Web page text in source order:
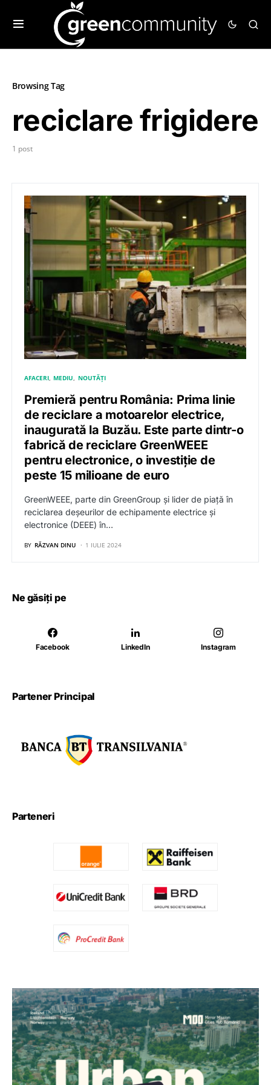
Browsing Tag
reciclare frigidere
1 post
AFACERI MEDIU NOUTĂȚI
Premieră pentru România: Prima linie
de reciclare a motoarelor electrice,
inaugurată la Buzău. Este parte dintr-o
fabrică de reciclare GreenWEEE
pentru electronice, o investiție de
peste 15 milioane de euro
GreenWEEE, parte din GreenGroup și lider de piață în
reciclarea deșeurilor de echipamente electrice și
electronice (DEEE) în…
BY RĂZVAN DINU 1 IULIE 2024
Ne găsiți pe
Facebook LinkedIn Instagram
Partener Principal
Parteneri